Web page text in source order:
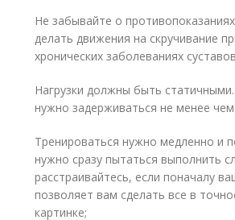
Не забывайте о
делать движения на скручивание
хронических заболеваниях
Нагрузки должны быть
нужно задерживаться не менее чем
Тренироваться нужно медленно и
нужно сразу пытаться выполнить
расстраивайтесь, если поначалу
позволяет вам сделать все в
картинке;